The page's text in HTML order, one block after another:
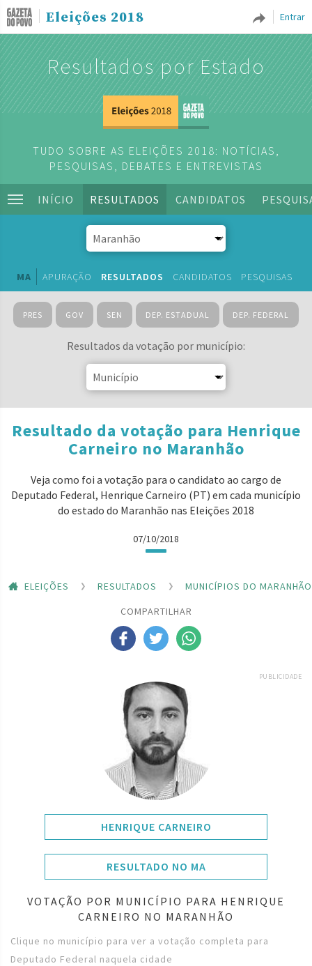
Entrar
Eleições 2018
Resultados por Estado
TUDO SOBRE AS ELEIÇÕES 2018: NOTÍCIAS,
PESQUISAS, DEBATES E ENTREVISTAS
INÍCIO RESULTADOS CANDIDATOS
MA APURAÇÃO RESULTADOS CANDIDATOS PESQUISAS
PRES GOV SEN DEP. ESTADUAL DEP. FEDERAL
Resultados da votação por município:
Resultado da votação para Henrique
Carneiro no Maranhão
Veja como foi a votação para o candidato ao cargo de
Deputado Federal, Henrique Carneiro (PT) em cada município
do estado do Maranhão nas Eleições 2018
07/10/2018
ELEIÇÕES RESULTADOS
MUNICÍPIOS DO MARANHÃO
COMPARTILHAR
PUBLICIDADE
HENRIQUE CARNEIRO
RESULTADO NO MA
VOTAÇÃO POR MUNICÍPIO PARA HENRIQUE
CARNEIRO NO MARANHÃO
Clique no município para ver a votação completa para
Deputado Federal naquela cidade